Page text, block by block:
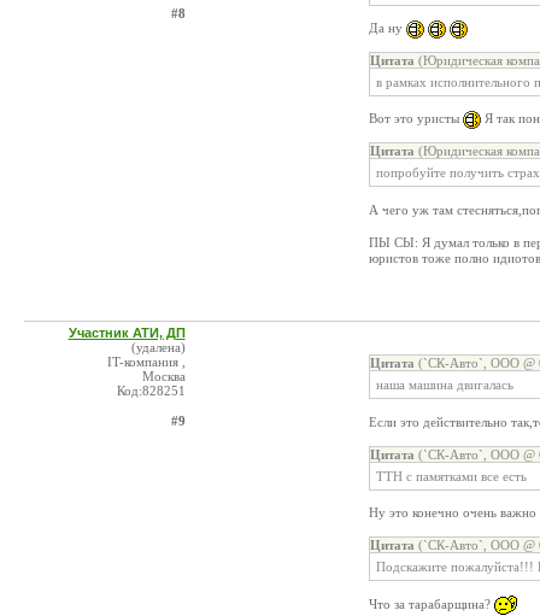
#8
Да ну
Цитата (Юридическая
в рамках исполнительного
Вот это уристы Я так
Цитата (Юридическая
попробуйте получить
А чего уж там
ПЫ СЫ: Я думал только в
юристов тоже полно
Участник АТИ, ДП
(удалена)
IT-компания ,
Москва
Код:828251
#9
Цитата (`СК-Авто`, ООО @
наша машина двигалась
Если это действительно
Цитата (`СК-Авто`, ООО @
ТТН с памятками все есть
Ну это конечно очень важно
Цитата (`СК-Авто`, ООО @
Подскажите пожалуйста!!!
Что за тарабарщина?